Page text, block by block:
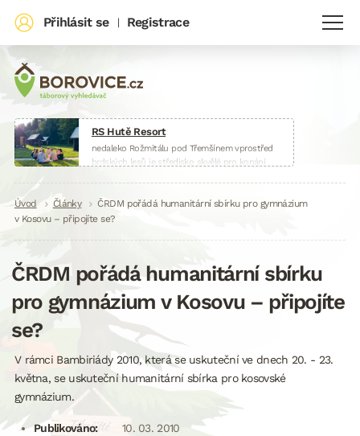
RS Hutě Resort
nedaleko Rožmitálu pod Třemšínem vprostřed
brdských lesů je středisko skvělé pro konání
www.huteresort.cz
Přihlásit se | Registrace
Drobečková
navigace
Úvod Články
ČRDM pořádá humanitární sbírku pro gymnázium
v Kosovu – připojíte se?
ČRDM pořádá humanitární sbírku
pro gymnázium v Kosovu – připojíte
se?
V rámci Bambiriády 2010, která se uskuteční ve dnech 20. - 23.
května, se uskuteční humanitární sbírka pro kosovské
gymnázium.
Publikováno: 10. 03. 2010